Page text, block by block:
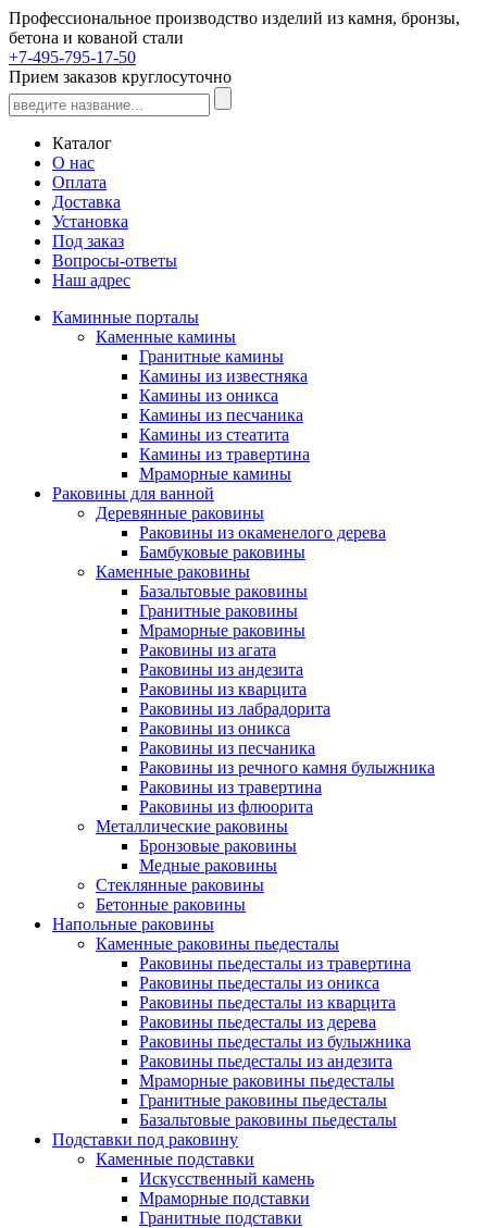
Профессиональное производство изделий из камня, бронзы,
бетона и кованой стали
+7-495-795-17-50
Прием заказов круглосуточно
Каталог
О нас
Оплата
Доставка
Установка
Под заказ
Вопросы-ответы
Наш адрес
Каминные порталы
Каменные камины
Гранитные камины
Камины из известняка
Камины из оникса
Камины из песчаника
Камины из стеатита
Камины из травертина
Мраморные камины
Раковины для ванной
Деревянные раковины
Раковины из окаменелого дерева
Бамбуковые раковины
Каменные раковины
Базальтовые раковины
Гранитные раковины
Мраморные раковины
Раковины из агата
Раковины из андезита
Раковины из кварцита
Раковины из лабрадорита
Раковины из оникса
Раковины из песчаника
Раковины из речного камня булыжника
Раковины из травертина
Раковины из флюорита
Металлические раковины
Бронзовые раковины
Медные раковины
Стеклянные раковины
Бетонные раковины
Напольные раковины
Каменные раковины пьедесталы
Раковины пьедесталы из травертина
Раковины пьедесталы из оникса
Раковины пьедесталы из кварцита
Раковины пьедесталы из дерева
Раковины пьедесталы из булыжника
Раковины пьедесталы из андезита
Мраморные раковины пьедесталы
Гранитные раковины пьедесталы
Базальтовые раковины пьедесталы
Подставки под раковину
Каменные подставки
Искусственный камень
Мраморные подставки
Гранитные подставки